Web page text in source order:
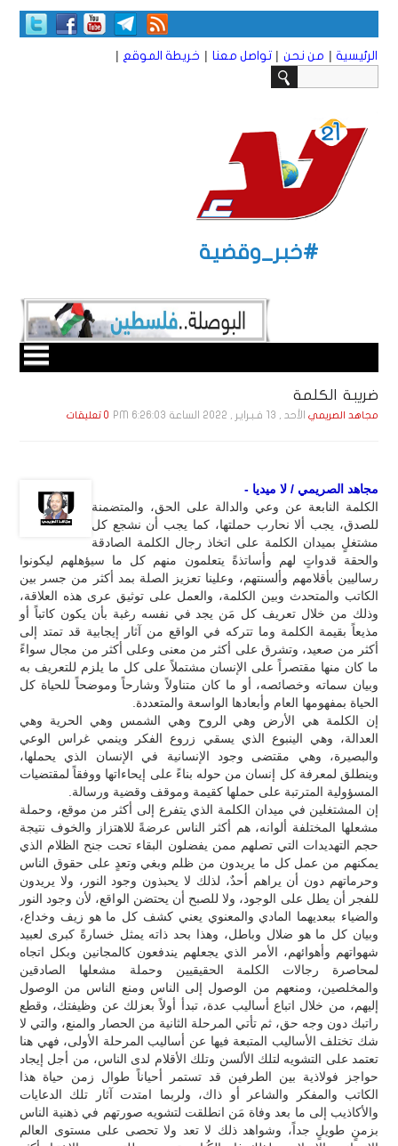
الرئيسية | من نحن | تواصل معنا | خريطة الموقع |
#خبر_وقضية
ضريبة الكلمة
مجاهد الصريمي الأحد , 13 فـبـرايـر , 2022 الساعة 6:26:03 PM 0 تعليقات
مجاهد الصريمي / لا ميديا -
الكلمة النابعة عن وعي والدالة على الحق، والمتضمنة
للصدق، يجب ألا نحارب حملتها، كما يجب أن نشجع كل
مشتغلٍ بميدان الكلمة على اتخاذ رجال الكلمة الصادقة
والحقة قدواتٍ لهم وأساتذةً يتعلمون منهم كل ما سيؤهلهم ليكونوا
رساليين بأقلامهم وألسنتهم، وعلينا تعزيز الصلة بمد أكثر من جسر بين
الكاتب والمتحدث وبين الكلمة، والعمل على توثيق عرى هذه العلاقة،
وذلك من خلال تعريف كل مَن يجد في نفسه رغبة بأن يكون كاتباً أو
مذيعاً بقيمة الكلمة وما تتركه في الواقع من آثار إيجابية قد تمتد إلى
أكثر من صعيد، وتشرق على أكثر من معنى وعلى أكثر من مجال سواءً
ما كان منها مقتصراً على الإنسان مشتملاً على كل ما يلزم للتعريف به
وبيان سماته وخصائصه، أو ما كان متناولاً وشارحاً وموضحاً للحياة كل
الحياة بمفهومها العام وأبعادها الواسعة والمتعددة.
إن الكلمة هي الأرض وهي الروح وهي الشمس وهي الحرية وهي
العدالة، وهي الينبوع الذي يسقي زروع الفكر وينمي غراس الوعي
والبصيرة، وهي مقتضى وجود الإنسانية في الإنسان الذي يحملها،
وينطلق لمعرفة كل إنسان من حوله بناءً على إيحاءاتها ووفقاً لمقتضيات
المسؤولية المترتبة على حملها كقيمة وموقف وقضية ورسالة.
إن المشتغلين في ميدان الكلمة الذي يتفرع إلى أكثر من موقع، وحملة
مشعلها المختلفة ألوانه، هم أكثر الناس عرضةً للاهتزاز والخوف نتيجة
حجم التهديدات التي تصلهم ممن يفضلون البقاء تحت جنح الظلام الذي
يمكنهم من عمل كل ما يريدون من ظلم وبغي وتعدٍ على حقوق الناس
وحرماتهم دون أن يراهم أحدٌ، لذلك لا يحبذون وجود النور، ولا يريدون
للفجر أن يطل على الوجود، ولا للصبح أن يحتضن الواقع، لأن وجود النور
والضياء ببعديهما المادي والمعنوي يعني كشف كل ما هو زيف وخداع،
وبيان كل ما هو ضلال وباطل، وهذا بحد ذاته يمثل خسارةً كبرى لعبيد
شهواتهم وأهوائهم، الأمر الذي يجعلهم يندفعون كالمجانين وبكل اتجاه
لمحاصرة رجالات الكلمة الحقيقيين وحملة مشعلها الصادقين
والمخلصين، ومنعهم من الوصول إلى الناس ومنع الناس من الوصول
إليهم، من خلال اتباع أساليب عدة، تبدأ أولاً بعزلك عن وظيفتك، وقطع
راتبك دون وجه حق، ثم تأتي المرحلة الثانية من الحصار والمنع، والتي لا
شك تختلف الأساليب المتبعة فيها عن أساليب المرحلة الأولى، فهي هنا
تعتمد على التشويه لتلك الألسن وتلك الأقلام لدى الناس، من أجل إيجاد
حواجز فولاذية بين الطرفين قد تستمر أحياناً طوال زمن حياة هذا
الكاتب والمفكر والشاعر أو ذاك، ولربما امتدت آثار تلك الدعايات
والأكاذيب إلى ما بعد وفاة مَن انطلقت لتشويه صورتهم في ذهنية الناس
بزمنٍ طويلٍ جداً، وشواهد ذلك لا تعد ولا تحصى على مستوى العالم